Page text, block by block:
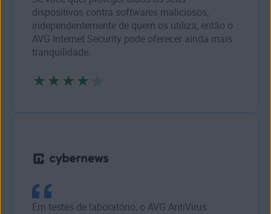
dispositivos contra softwares maliciosos,
independentemente de quem os utiliza, então o
AVG Internet Security pode oferecer ainda mais
tranquilidade.
Em testes de laboratório, o AVG AntiVirus